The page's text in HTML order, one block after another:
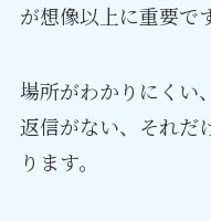
が想像以上に重要です
場所がわかりにくい
返信がない、それだ
ります。